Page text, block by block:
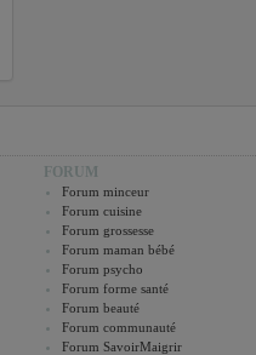
FORUM
Forum minceur
Forum cuisine
Forum grossesse
Forum maman bébé
Forum psycho
Forum forme santé
Forum beauté
Forum communauté
Forum SavoirMaigrir